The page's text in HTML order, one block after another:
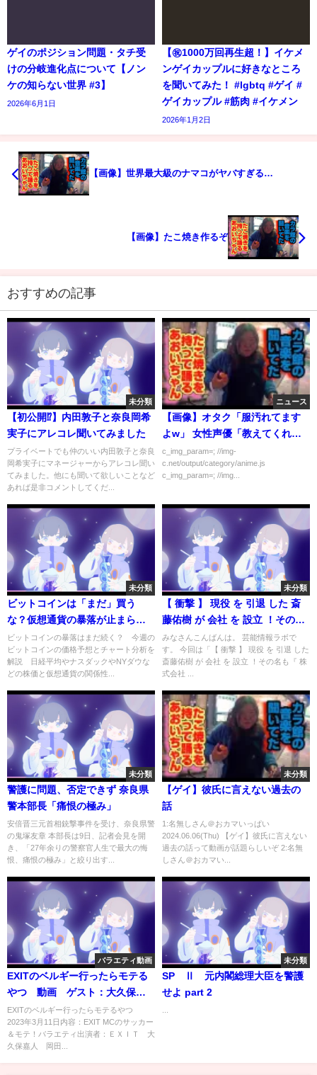
ゲイのポジション問題・タチ受
けの分岐進化点について【ノン
ケの知らない世界 #3】
2026年6月1日
【㊗️1000万回再生超！】イケメ
ンゲイカップルに好きなところ
を聞いてみた！ #lgbtq #ゲイ #
ゲイカップル #筋肉 #イケメン
2026年1月2日
【画像】世界最大級のナマコがヤバすぎる…
【画像】たこ焼き作るぞ
おすすめの記事
未分類
【初公開⁉】内田敦子と奈良岡希
実子にアレコレ聞いてみました
プライベートでも仲のいい内田敦子と奈良
岡希実子にマネージャーからアレコレ聞い
てみました。他にも聞いて欲しいことなど
あれば是非コメントしてくだ...
ニュース
【画像】オタク「服汚れてます
よw」 女性声優「教えてくれて
ありがとう😂」
c_img_param=; //img-
c.net/output/category/anime.js
c_img_param=; //img...
未分類
ビットコインは「まだ」買う
な？仮想通貨の暴落が止まらな
い理由とは？日経平均などの株
価やドル円の影響と投資会社の
価格予想がヤバすぎる【 ビット
ース NFT 】
ビットコインの暴落はまだ続く？ 今週の
ビットコインの価格予想とチャート分析を
解説 日経平均やナスダックやNYダウな
どの株価と仮想通貨の関係性...
未分類
【 衝撃 】 現役 を 引退 した 斎
藤佑樹 が 会社 を 設立 ！その名
も『 株式会社 斎藤佑樹 』
みなさんこんばんは。 芸能情報ラボで
す。 今回は「【 衝撃 】 現役 を 引退 した
斎藤佑樹 が 会社 を 設立 ！その名も『 株
式会社 ...
未分類
警護に問題、否定できず 奈良県
警本部長「痛恨の極み」
安倍晋三元首相銃撃事件を受け、奈良県警
の鬼塚友章 本部長は9日、記者会見を開
き、「27年余りの警察官人生で最大の悔
恨、痛恨の極み」と絞り出す...
未分類
【ゲイ】彼氏に言えない過去の
話
1:名無しさん＠おカマいっぱい
2024.06.06(Thu) 【ゲイ】彼氏に言えない
過去の話って動画が話題らしいぞ 2:名無
しさん＠おカマい...
バラエティ動画
EXITのベルギー行ったらモテる
やつ 動画 ゲスト：大久保嘉
人、岡田結実 3月11日
EXITのベルギー行ったらモテるやつ
2023年3月11日内容：EXIT MCのサッカー
＆モテ！バラエティ出演者：ＥＸＩＴ 大
久保嘉人 岡田...
未分類
SP Ⅱ 元内閣総理大臣を警護
せよ part 2
...